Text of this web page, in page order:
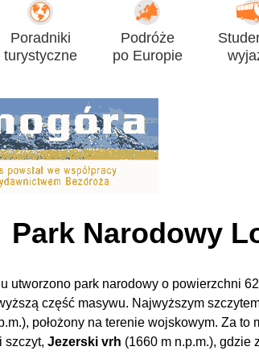
Poradniki
turystyczne
Podróże
po Europie
Park Narodowy
utworzono park narodowy o powierzchni
część masywu. Najwyższym
położony na terenie wojskowym. Za to
szczyt, Jezerski vrh (1660 m n.p.m.), gdzie